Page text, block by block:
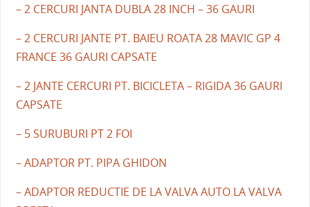
– 2 CERCURI JANTA DUBLA 28 INCH – 36 GAURI
– 2 CERCURI JANTE PT. BAIEU ROATA 28 MAVIC GP 4
FRANCE 36 GAURI CAPSATE
– 2 JANTE CERCURI PT. BICICLETA – RIGIDA 36 GAURI
CAPSATE
– 5 SURUBURI PT 2 FOI
– ADAPTOR PT. PIPA GHIDON
– ADAPTOR REDUCTIE DE LA VALVA AUTO LA VALVA